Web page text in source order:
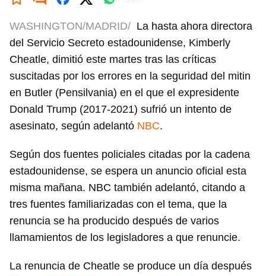
WASHINGTON/MADRID/ La hasta ahora directora
del Servicio Secreto estadounidense, Kimberly
Cheatle, dimitió este martes tras las críticas
suscitadas por los errores en la seguridad del mitin
en Butler (Pensilvania) en el que el expresidente
Donald Trump (2017-2021) sufrió un intento de
asesinato, según adelantó NBC.
Según dos fuentes policiales citadas por la cadena
estadounidense, se espera un anuncio oficial esta
misma mañana. NBC también adelantó, citando a
tres fuentes familiarizadas con el tema, que la
renuncia se ha producido después de varios
llamamientos de los legisladores a que renuncie.
La renuncia de Cheatle se produce un día después